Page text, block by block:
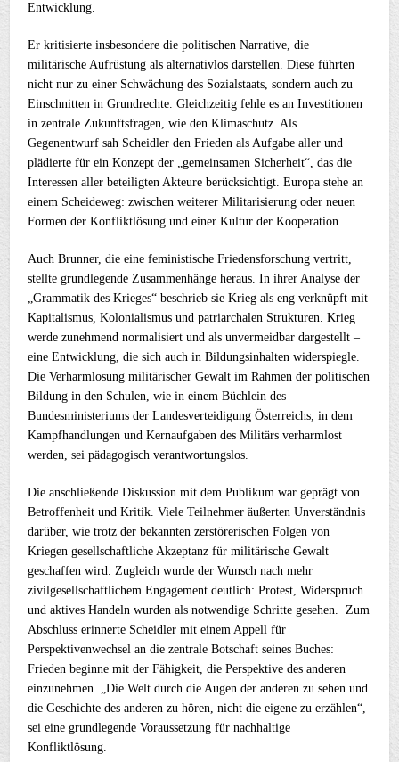
Entwicklung.
Er kritisierte insbesondere die politischen Narrative, die
militärische Aufrüstung als alternativlos darstellen. Diese führten
nicht nur zu einer Schwächung des Sozialstaats, sondern auch zu
Einschnitten in Grundrechte. Gleichzeitig fehle es an Investitionen
in zentrale Zukunftsfragen, wie den Klimaschutz. Als
Gegenentwurf sah Scheidler den Frieden als Aufgabe aller und
plädierte für ein Konzept der „gemeinsamen Sicherheit“, das die
Interessen aller beteiligten Akteure berücksichtigt. Europa stehe an
einem Scheideweg: zwischen weiterer Militarisierung oder neuen
Formen der Konfliktlösung und einer Kultur der Kooperation.
Auch Brunner, die eine feministische Friedensforschung vertritt,
stellte grundlegende Zusammenhänge heraus. In ihrer Analyse der
„Grammatik des Krieges“ beschrieb sie Krieg als eng verknüpft mit
Kapitalismus, Kolonialismus und patriarchalen Strukturen. Krieg
werde zunehmend normalisiert und als unvermeidbar dargestellt –
eine Entwicklung, die sich auch in Bildungsinhalten widerspiegle.
Die Verharmlosung militärischer Gewalt im Rahmen der politischen
Bildung in den Schulen, wie in einem Büchlein des
Bundesministeriums der Landesverteidigung Österreichs, in dem
Kampfhandlungen und Kernaufgaben des Militärs verharmlost
werden, sei pädagogisch verantwortungslos.
Die anschließende Diskussion mit dem Publikum war geprägt von
Betroffenheit und Kritik. Viele Teilnehmer äußerten Unverständnis
darüber, wie trotz der bekannten zerstörerischen Folgen von
Kriegen gesellschaftliche Akzeptanz für militärische Gewalt
geschaffen wird. Zugleich wurde der Wunsch nach mehr
zivilgesellschaftlichem Engagement deutlich: Protest, Widerspruch
und aktives Handeln wurden als notwendige Schritte gesehen. Zum
Abschluss erinnerte Scheidler mit einem Appell für
Perspektivenwechsel an die zentrale Botschaft seines Buches:
Frieden beginne mit der Fähigkeit, die Perspektive des anderen
einzunehmen. „Die Welt durch die Augen der anderen zu sehen und
die Geschichte des anderen zu hören, nicht die eigene zu erzählen“,
sei eine grundlegende Voraussetzung für nachhaltige
Konfliktlösung.